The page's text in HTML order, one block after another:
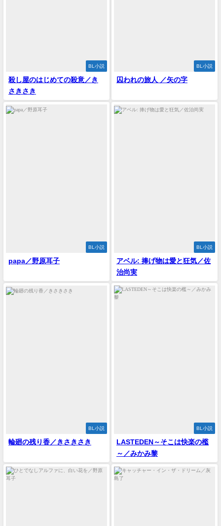
BL小説
殺し屋のはじめての殺意／き
さきさき
BL小説
囚われの旅人 ／矢の字
BL小説
papa／野原耳子
BL小説
アベル: 捧げ物は愛と狂気／佐
治尚実
BL小説
輪廻の残り香／きさきさき
BL小説
LASTEDEN～そこは快楽の檻
～／みかみ黎